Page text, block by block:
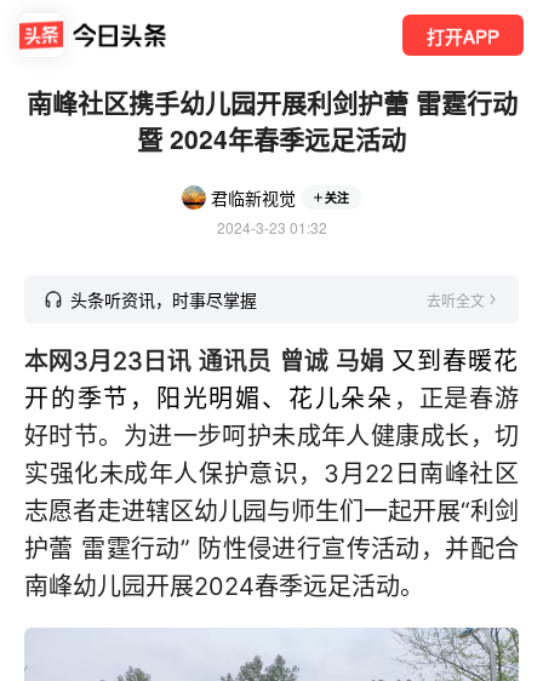
打开APP
南峰社区携手幼儿园开展利剑护蕾 雷霆行动
暨 2024年春季远足活动
君临新视觉 关注
2024-3-23 01:32
头条听资讯，时事尽掌握 去听全文
本网3月23日讯 通讯员 曾诚 马娟 又到春暖花
开的季节，阳光明媚、花儿朵朵 ，正是春游
好时节。为进一步呵护未成年人健康成长，切
实强化未成年人保护意识，3月22日南峰社区
志愿者走进辖区幼儿园与师生们一起开展“利剑
护蕾 雷霆行动” 防性侵进行宣传活动，并配合
南峰幼儿园开展2024春季远足活动。